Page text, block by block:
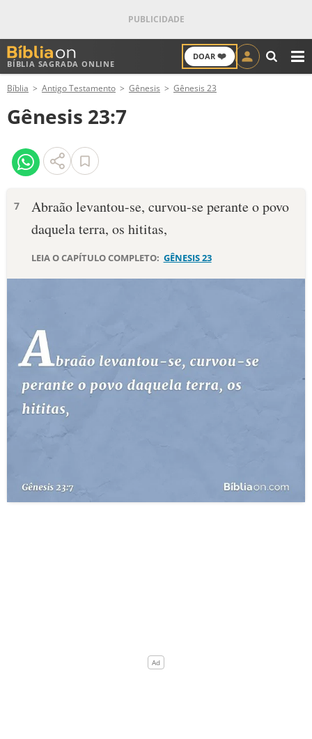
BÍBLIA SAGRADA ONLINE
DOAR ❤️
ANTIGO TESTAMENTO
NOVO TESTAMENTO
VERSÍCULOS
PALAVRA DO DIA
10 MANDAMENTOS
ESTUDOS BÍBLICOS
ESBOÇOS DE PREGAÇÃO
PERGUNTE À BÍBLIA
Bíblia Antigo Testamento Gênesis Gênesis 23
Gênesis 23:7
7
Abraão levantou-se, curvou-se perante o povo
daquela terra, os hititas,
LEIA O CAPÍTULO COMPLETO: GÊNESIS 23